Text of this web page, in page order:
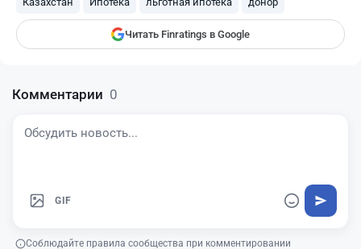
Читать Finratings в Google
Комментарии 0
GIF
Соблюдайте правила сообщества при комментировании